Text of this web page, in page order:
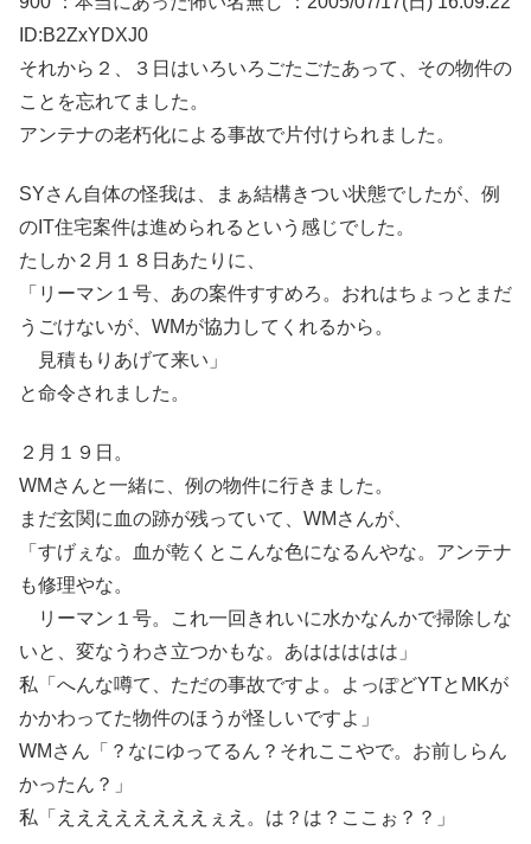
ID:B2ZxYDXJ0
それから２、３日はいろいろごたごたあって、その物件の
ことを忘れてました。
アンテナの老朽化による事故で片付けられました。
SYさん自体の怪我は、まぁ結構きつい状態でしたが、例
のIT住宅案件は進められるという感じでした。
たしか２月１８日あたりに、
「リーマン１号、あの案件すすめろ。おれはちょっとまだ
うごけないが、WMが協力してくれるから。
見積もりあげて来い」
と命令されました。
２月１９日。
WMさんと一緒に、例の物件に行きました。
まだ玄関に血の跡が残っていて、WMさんが、
「すげぇな。血が乾くとこんな色になるんやな。アンテナ
も修理やな。
リーマン１号。これ一回きれいに水かなんかで掃除しな
いと、変なうわさ立つかもな。あははははは」
私「へんな噂て、ただの事故ですよ。よっぽどYTとMKが
かかわってた物件のほうが怪しいですよ」
WMさん「？なにゆってるん？それここやで。お前しらん
かったん？」
私「ええええええええぇえ。は？は？ここぉ？？」